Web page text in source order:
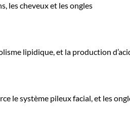
les cheveux et les ongles
lipidique, et la production
le système pileux facial, et les